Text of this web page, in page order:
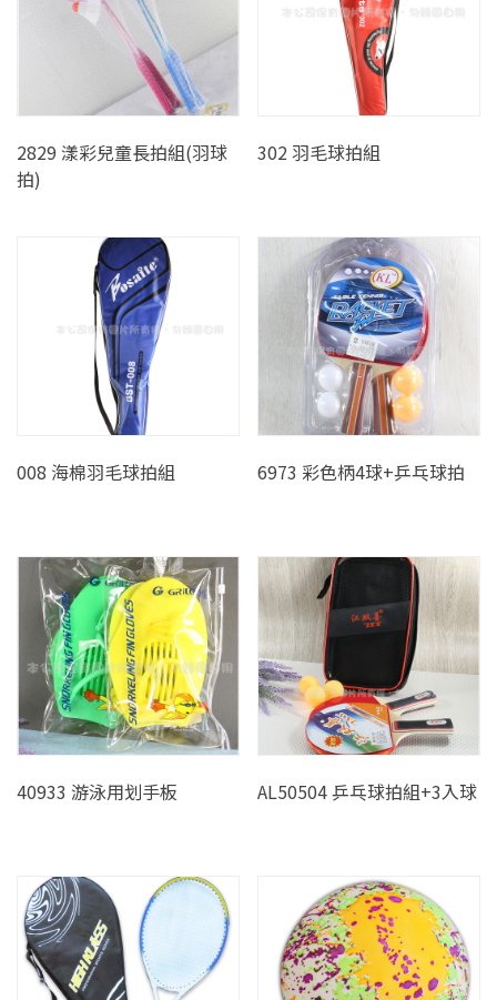
2829 漾彩兒童長拍組(羽球
拍)
302 羽毛球拍組
008 海棉羽毛球拍組 6973 彩色柄4球+乒乓球拍
40933 游泳用划手板 AL50504 乒乓球拍組+3入球